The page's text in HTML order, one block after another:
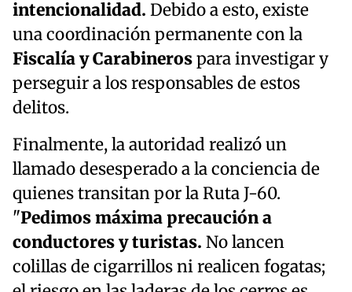
intencionalidad. Debido a esto, existe
una coordinación permanente con la
Fiscalía y Carabinerospara investigar y
perseguir a los responsables de estos
delitos.
Finalmente, la autoridad realizó un
llamado desesperado a la conciencia de
quienes transitan por la Ruta J-60.
"Pedimos máxima precaución a
conductores y turistas. No lancen
colillas de cigarrillos ni realicen fogatas;